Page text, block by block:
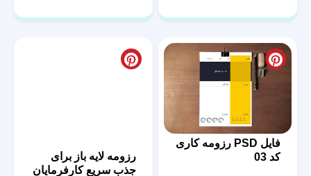
فایل PSD رزومه کاری
کد 03
رزومه لایه باز برای
جذب سریع کارفرمایان